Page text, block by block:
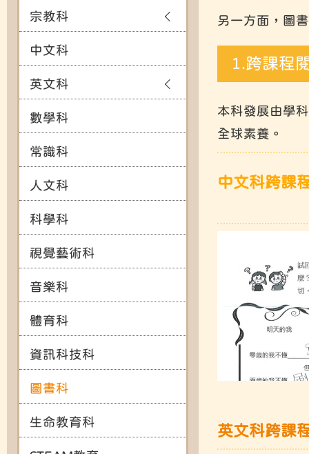
另一方面，圖
1.跨課程
本科發展由學
全球素養。
中文科跨課
英文科跨課
宗教科
中文科
英文科
數學科
常識科
人文科
科學科
視覺藝術科
音樂科
體育科
資訊科技科
圖書科
生命教育科